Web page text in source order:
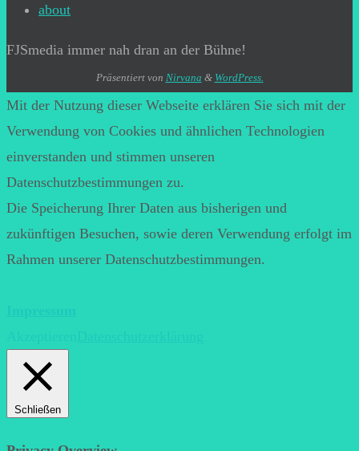
about
FJSmedia immer nah dran an der Bühne!
Präsentiert von Nirvana & WordPress.
Mit der Nutzung dieser Webseite erklären Sie sich mit der
Verwendung von Cookies und ähnlichen Technologien
einverstanden und stimmen unseren
Datenschutzbestimmungen zu.
Die Speicherung Ihrer Daten aus bisherigen und
zukünftigen Besuchen, sowie deren Verwendung erfolgt im
Rahmen unserer Datenschutzbestimmungen.
Schließen